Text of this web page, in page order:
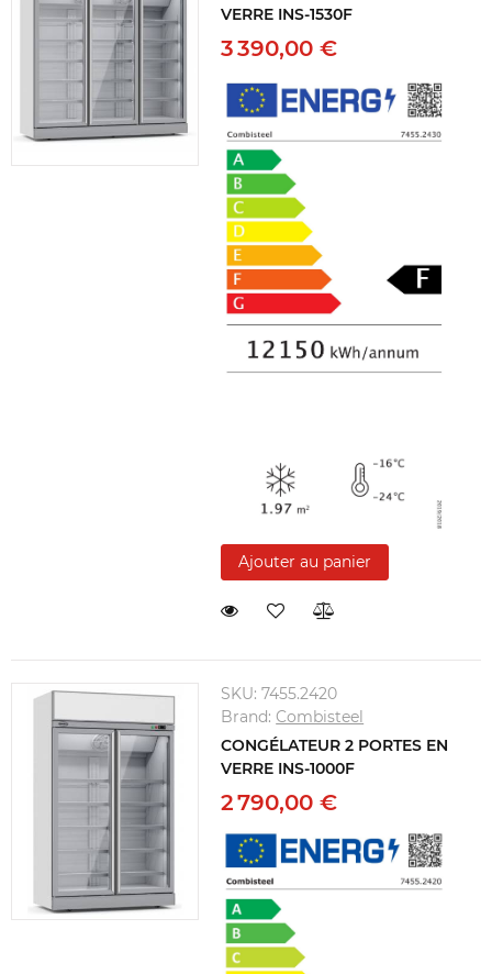
VERRE INS-1530F
3 390,00 €
Ajouter au panier
SKU:7455.2420
Brand:Combisteel
CONGÉLATEUR 2 PORTES EN
VERRE INS-1000F
2 790,00 €